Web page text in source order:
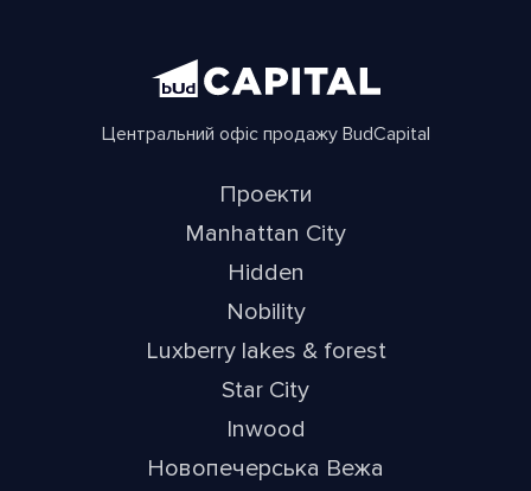
Центральний офіс продажу BudCapital
Проекти
Manhattan City
Hidden
Nobility
Luxberry lakes & forest
Star City
Inwood
Новопечерська Вежа